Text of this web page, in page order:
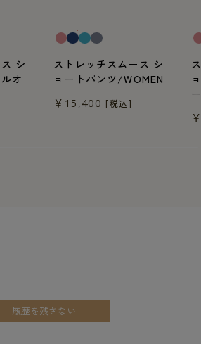
シ
オ
ストレッチスムース シ
ョートパンツ/WOMEN
￥15,400 [税込]
履歴を残さない